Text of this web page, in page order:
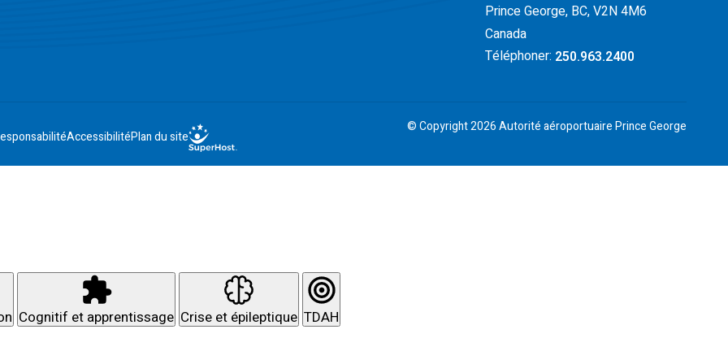
Prince George, BC, V2N 4M6
Canada
Téléphoner: 250.963.2400
AccessibilitéPlan du site
© Copyright 2026 Autorité aéroportuaire Prince George
Cognitif et apprentissage Crise et épileptique TDAH